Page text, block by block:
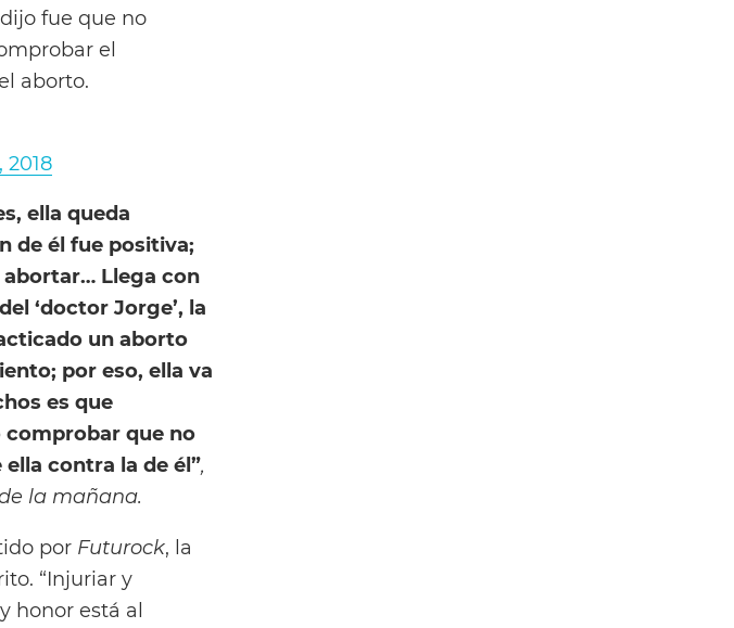
fue que no
el
aborto.
2018
ella queda
de él fue positiva;
abortar… Llega con
‘doctor Jorge’, la
un aborto
por eso, ella va
es que
comprobar que no
contra la de él”,
la mañana.
por Futurock, la
“Injuriar y
honor está al